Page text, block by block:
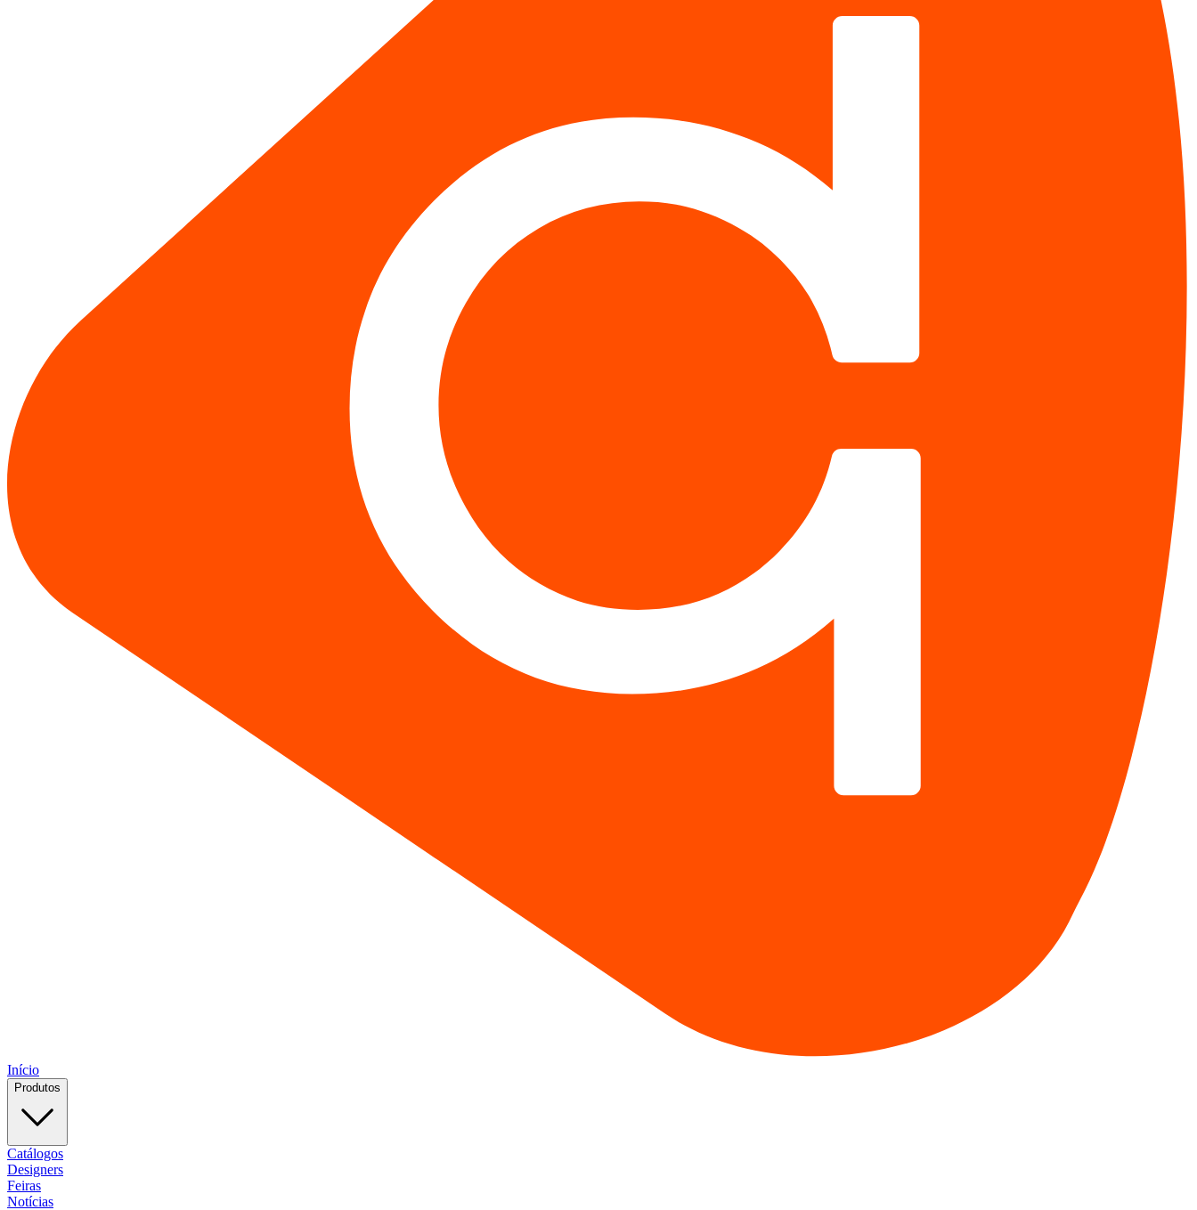
Início
Produtos
Catálogos
Designers
Feiras
Notícias